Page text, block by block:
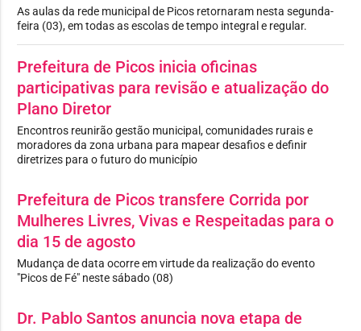
As aulas da rede municipal de Picos retornaram nesta segunda-
feira (03), em todas as escolas de tempo integral e regular.
Prefeitura de Picos inicia oficinas
participativas para revisão e atualização do
Plano Diretor
Encontros reunirão gestão municipal, comunidades rurais e
moradores da zona urbana para mapear desafios e definir
diretrizes para o futuro do município
Prefeitura de Picos transfere Corrida por
Mulheres Livres, Vivas e Respeitadas para o
dia 15 de agosto
Mudança de data ocorre em virtude da realização do evento
"Picos de Fé" neste sábado (08)
Dr. Pablo Santos anuncia nova etapa de